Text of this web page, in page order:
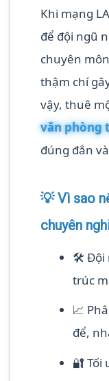
Khi mạng
để đội ngũ
chuyên
thậm chí
vậy, thuê
văn phòng
đúng đắn
💡 Vì sao
chuyên
🛠️ Đội
trúc
📈
để,
🔐 Tối